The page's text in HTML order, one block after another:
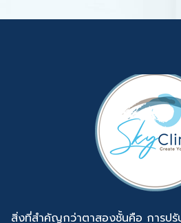
สิ่งที่สำคัญกว่าตาสองชั้นคือ การปรับ